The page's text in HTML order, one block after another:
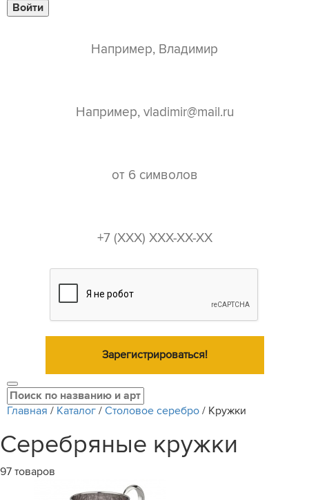
Войти
Зарегистрироваться!
Главная / Каталог / Столовое серебро / Кружки
Серебряные кружки
97 товаров